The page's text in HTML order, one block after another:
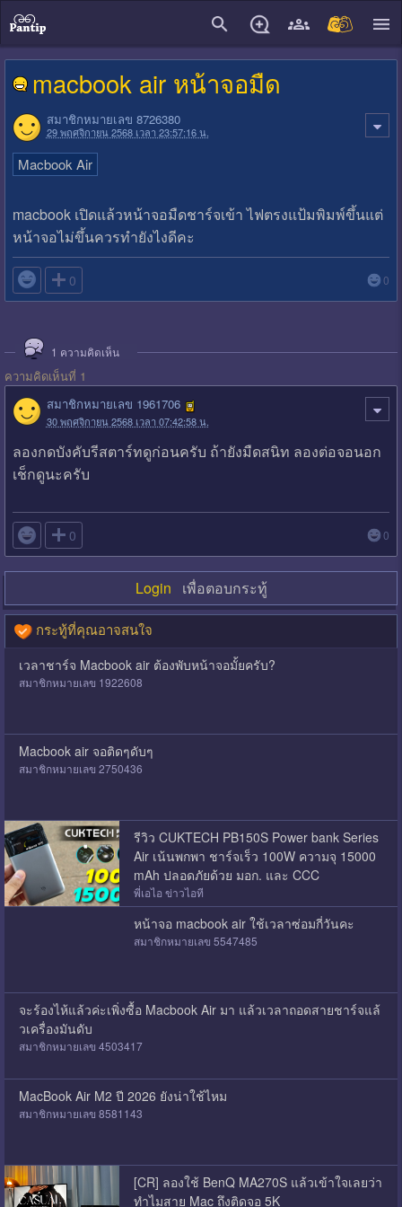
macbook air หน้าจอมืด
สมาชิกหมายเลข 8726380
29 พฤศจิกายน 2568 เวลา 23:57:16 น.
Macbook Air
macbook เปิดแล้วหน้าจอมืดชาร์จเข้า ไฟตรงแป้มพิมพ์ขึ้นแต่
หน้าจอไม่ขึ้นควรทำยังไงดีคะ
 0 0
1 ความคิดเห็น
ความคิดเห็นที่ 1
สมาชิกหมายเลข 1961706
30 พฤศจิกายน 2568 เวลา 07:42:58 น.
ลองกดบังคับรีสตาร์ทดูก่อนครับ ถ้ายังมืดสนิท ลองต่อจอนอก
เช็กดูนะครับ
 0 0
Login เพื่อตอบกระทู้
กระทู้ที่คุณอาจสนใจ
เวลาชาร์จ Macbook air ต้องพับหน้าจอมั้ยครับ?
สมาชิกหมายเลข 1922608
Macbook air จอติดๆดับๆ
สมาชิกหมายเลข 2750436
รีวิว CUKTECH PB150S Power bank Series
Air เน้นพกพา ชาร์จเร็ว 100W ความจุ 15000
mAh ปลอดภัยด้วย มอก. และ CCC
พี่เอไอ ข่าวไอที
หน้าจอ macbook air ใช้เวลาซ่อมกี่วันคะ
สมาชิกหมายเลข 5547485
จะร้องไห้แล้วค่ะเพิ่งซื้อ Macbook Air มา แล้วเวลาถอดสายชาร์จแล้
วเครื่องมันดับ
สมาชิกหมายเลข 4503417
MacBook Air M2 ปี 2026 ยังน่าใช้ไหม
สมาชิกหมายเลข 8581143
[CR] ลองใช้ BenQ MA270S แล้วเข้าใจเลยว่า
ทำไมสาย Mac ถึงติดจอ 5K
close